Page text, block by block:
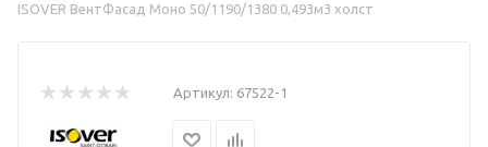
ISOVER ВентФасад Моно 50/1190/1380 0,493м3 холст
Артикул: 67522-1